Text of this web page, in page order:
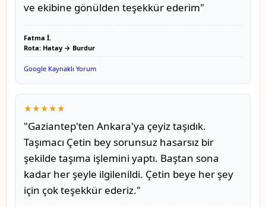
ve ekibine gönülden teşekkür ederim"
Fatma İ.
Rota: Hatay → Burdur
Google Kaynaklı Yorum
★★★★★
"Gaziantep'ten Ankara'ya çeyiz taşıdık.
Taşımacı Çetin bey sorunsuz hasarsız bir
şekilde taşıma işlemini yaptı. Baştan sona
kadar her şeyle ilgilenildi. Çetin beye her şey
için çok teşekkür ederiz."